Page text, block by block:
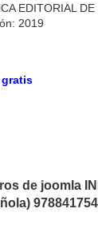
EDITORIAL
2019
gratis
de joomla